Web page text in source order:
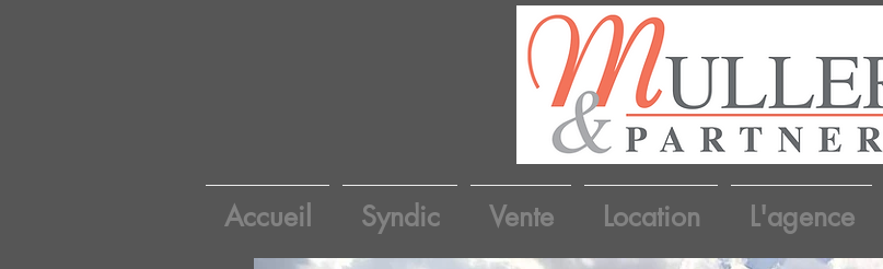
Accueil Syndic Vente Location L'agence